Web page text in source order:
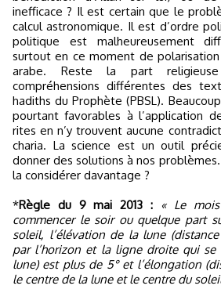
inefficace ? Il est certain que le
calcul astronomique. Il est d’ordre
politique est malheureusement
surtout en ce moment de
arabe. Reste la part
compréhensions différentes des
hadiths du Prophète (PBSL).
pourtant favorables à l’application
rites en n’y trouvent aucune
charia. La science est un outil
donner des solutions à nos
la considérer davantage ?
*Règle du 9 mai 2013 :
« Le
commencer le soir ou quelque part
soleil, l’élévation de la lune
par l’horizon et la ligne droite qui
lune) est plus de 5° et l’élongation
le centre de la lune et le centre du